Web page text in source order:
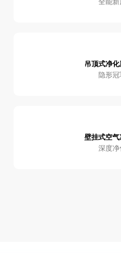
全能新
吊顶式净
隐形冠
壁挂式空
深度净